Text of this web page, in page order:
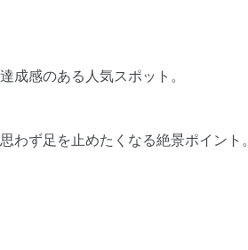
感のある人気スポット。
ず足を止めたくなる絶景ポイント。